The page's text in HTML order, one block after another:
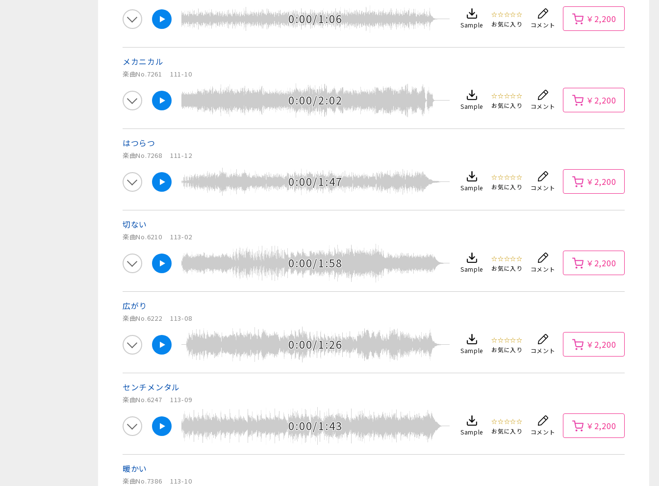
0:00/1:06 Sample
☆☆☆☆☆
お気に入り
コメント
￥2,200
メカニカル
楽曲No.7261 111-10
0:00/2:02 Sample
☆☆☆☆☆
お気に入り
コメント
￥2,200
はつらつ
楽曲No.7268 111-12
0:00/1:47 Sample
☆☆☆☆☆
お気に入り
コメント
￥2,200
切ない
楽曲No.6210 113-02
0:00/1:58 Sample
☆☆☆☆☆
お気に入り
コメント
￥2,200
広がり
楽曲No.6222 113-08
0:00/1:26 Sample
☆☆☆☆☆
お気に入り
コメント
￥2,200
センチメンタル
楽曲No.6247 113-09
0:00/1:43 Sample
☆☆☆☆☆
お気に入り
コメント
￥2,200
暖かい
楽曲No.7386 113-10